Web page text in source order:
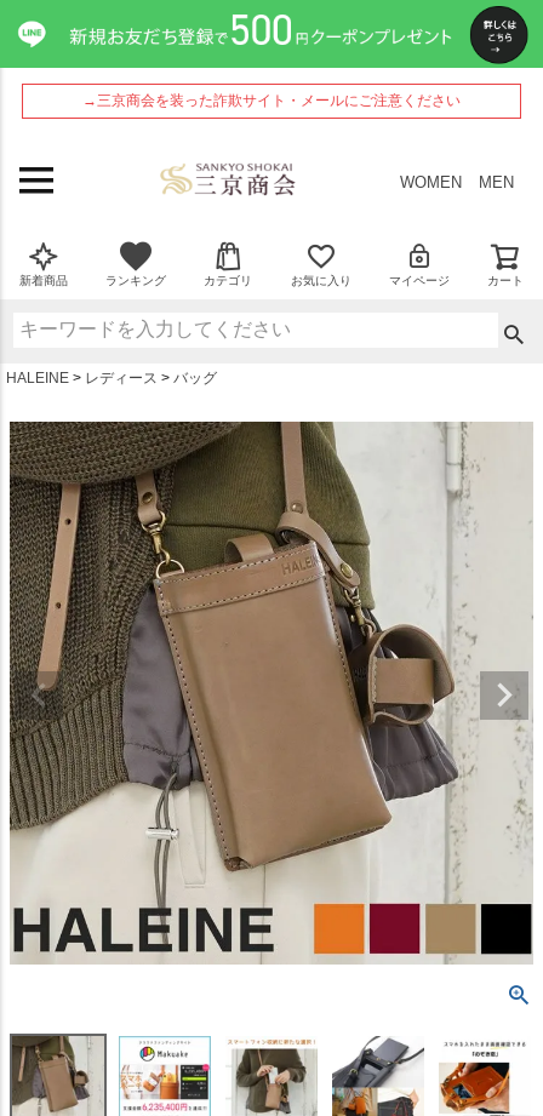
→三京商会を装った詐欺サイト・メールにご注意ください
WOMEN MEN
新着商品 ランキング カテゴリ お気に入り マイページ カート
HALEINE レディース バッグ
ペー
ジト
ップ
へ